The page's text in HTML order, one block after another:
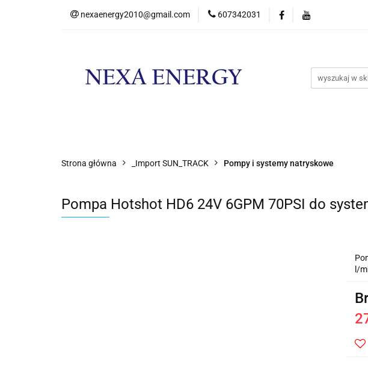
nexaenergy2010@gmail.com 607342031
Strona główna _Import SUN_TRACK Pompy i systemy natryskowe
Pompa Hotshot HD6 24V 6GPM 70PSI do
l/